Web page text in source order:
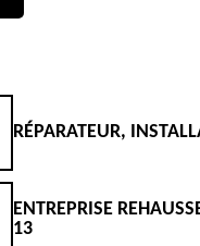
RÉPARATEUR,
ENTREPRISE
13